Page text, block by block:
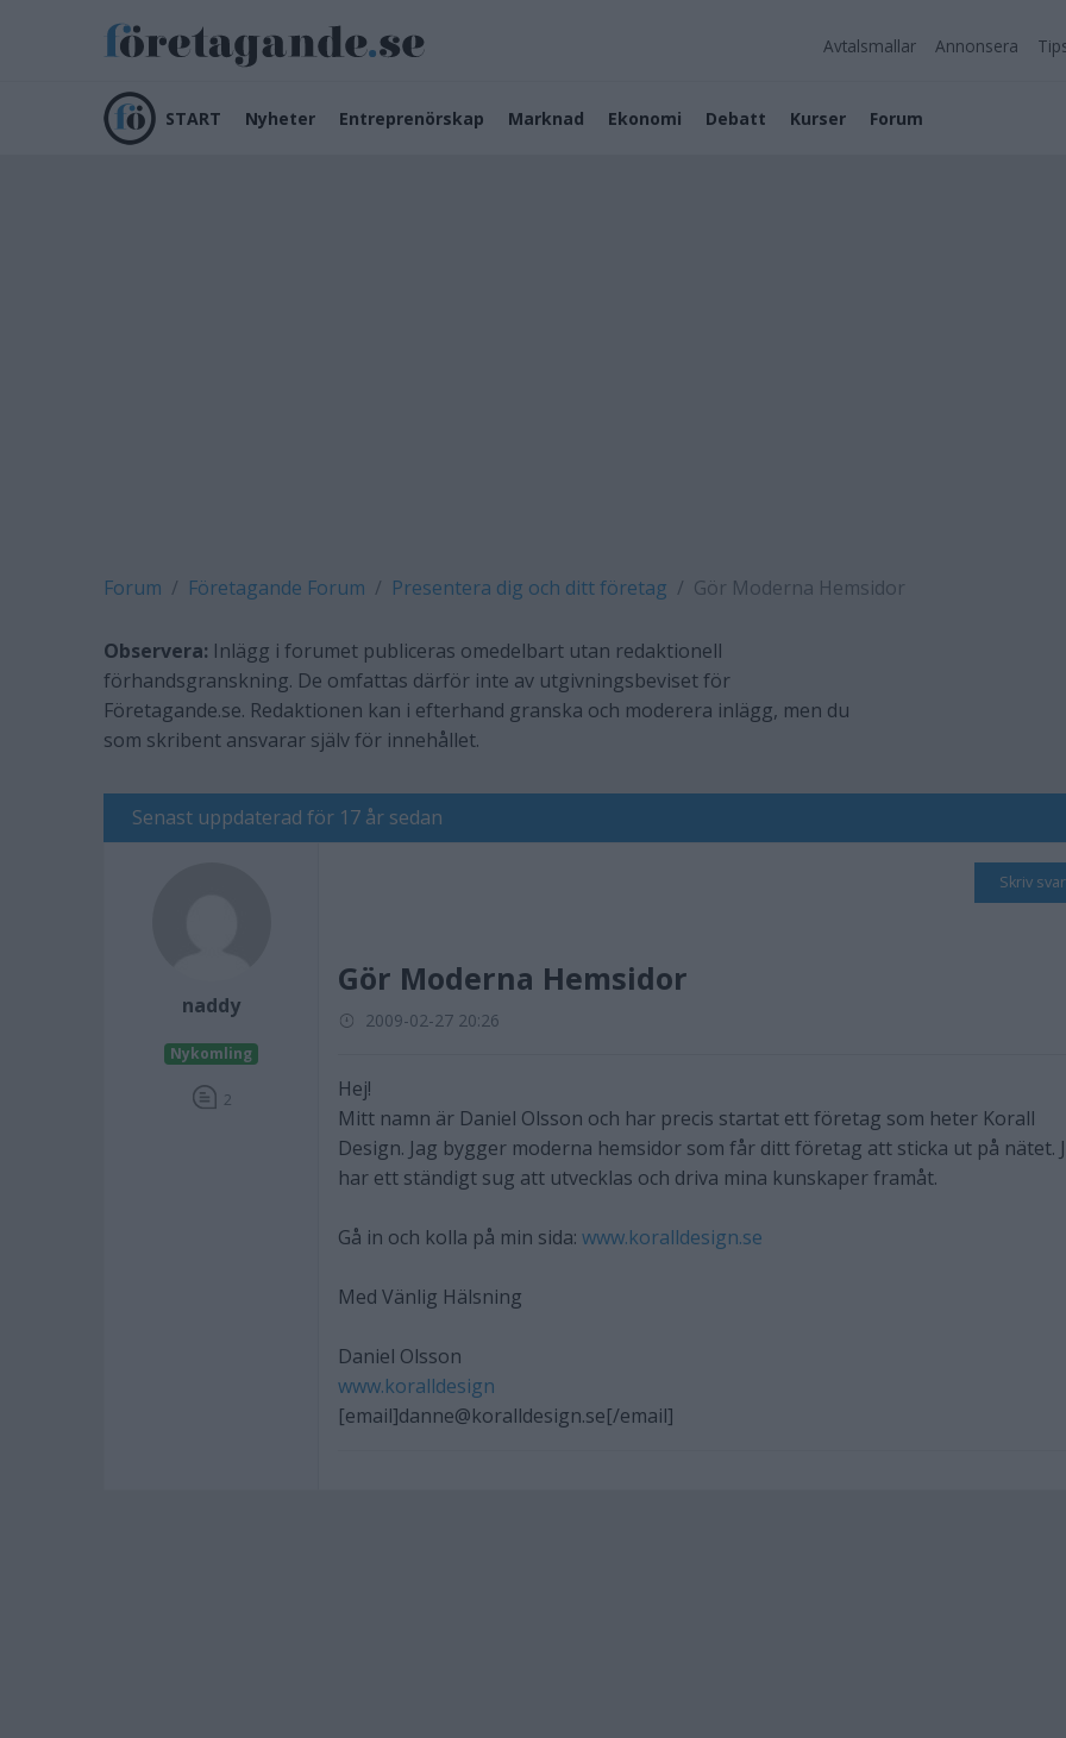
Avtalsmallar Annonsera
START Nyheter Entreprenörskap Marknad Ekonomi Debatt Kurser Forum
Forum Företagande Forum Presentera dig och ditt företag Gör Moderna Hemsidor
Observera: Inlägg i forumet publiceras omedelbart utan redaktionell
förhandsgranskning. De omfattas därför inte av utgivningsbeviset för
Företagande.se. Redaktionen kan i efterhand granska och moderera inlägg, men du
som skribent ansvarar själv för innehållet.
Senast uppdaterad för 17 år sedan
naddy
Nykomling
2
Skriv svar
Gör Moderna Hemsidor
2009-02-27 20:26
Hej!
Mitt namn är Daniel Olsson och har precis startat ett företag som heter Korall
Design. Jag bygger moderna hemsidor som får ditt företag att sticka ut på nätet.
har ett ständigt sug att utvecklas och driva mina kunskaper framåt.
Gå in och kolla på min sida: www.koralldesign.se
Med Vänlig Hälsning
Daniel Olsson
www.koralldesign
[email]danne@koralldesign.se[/email]